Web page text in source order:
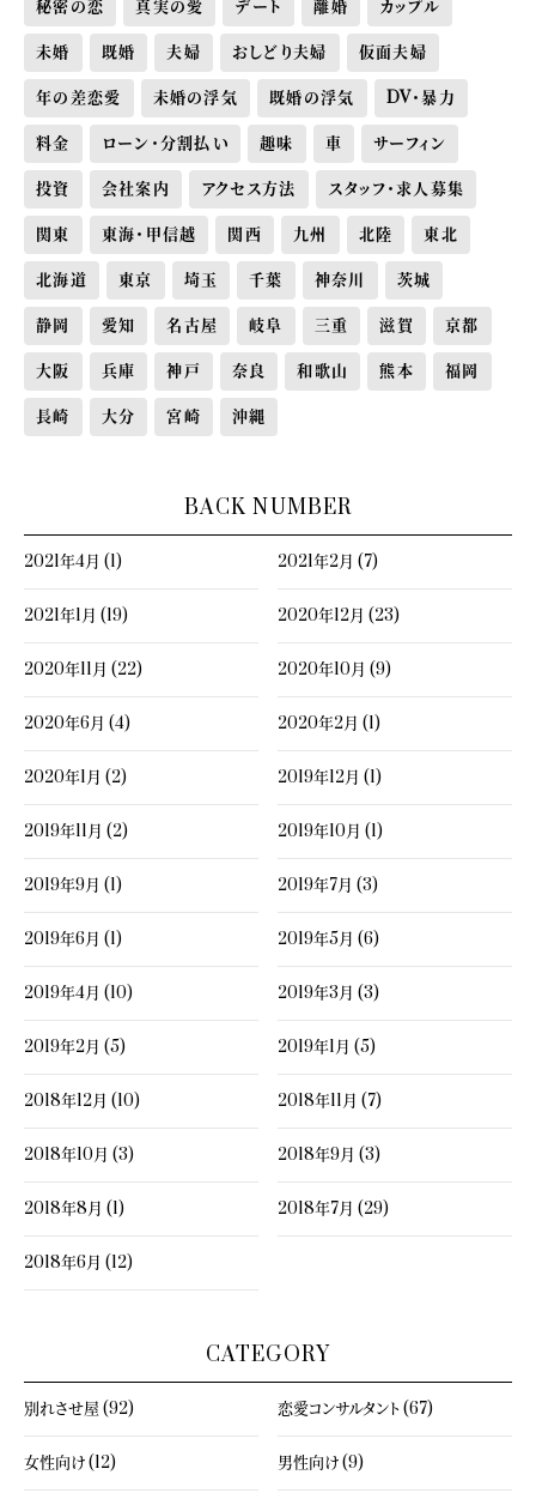
秘密の恋 真実の愛 デート 離婚 カップル
未婚 既婚 夫婦 おしどり夫婦 仮面夫婦
年の差恋愛 未婚の浮気 既婚の浮気 DV・暴力
料金 ローン・分割払い 趣味 車 サーフィン
投資 会社案内 アクセス方法 スタッフ・求人募集
関東 東海・甲信越 関西 九州 北陸 東北
北海道 東京 埼玉 千葉 神奈川 茨城
静岡 愛知 名古屋 岐阜 三重 滋賀 京都
大阪 兵庫 神戸 奈良 和歌山 熊本 福岡
長崎 大分 宮崎 沖縄
BACK NUMBER
2021年4月 (1) 2021年2月 (7)
2021年1月 (19) 2020年12月 (23)
2020年11月 (22) 2020年10月 (9)
2020年6月 (4) 2020年2月 (1)
2020年1月 (2) 2019年12月 (1)
2019年11月 (2) 2019年10月 (1)
2019年9月 (1) 2019年7月 (3)
2019年6月 (1) 2019年5月 (6)
2019年4月 (10) 2019年3月 (3)
2019年2月 (5) 2019年1月 (5)
2018年12月 (10) 2018年11月 (7)
2018年10月 (3) 2018年9月 (3)
2018年8月 (1) 2018年7月 (29)
2018年6月 (12)
CATEGORY
別れさせ屋 (92) 恋愛コンサルタント (67)
女性向け (12) 男性向け (9)